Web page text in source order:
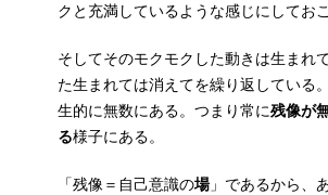
クと充満しているような感じにしておこ
そしてそのモクモクした動きは生まれ
た生まれては消えてを繰り返している
生的に無数にある。つまり常に残像が
る様子にある。
「残像＝自己意識の場」であるから、